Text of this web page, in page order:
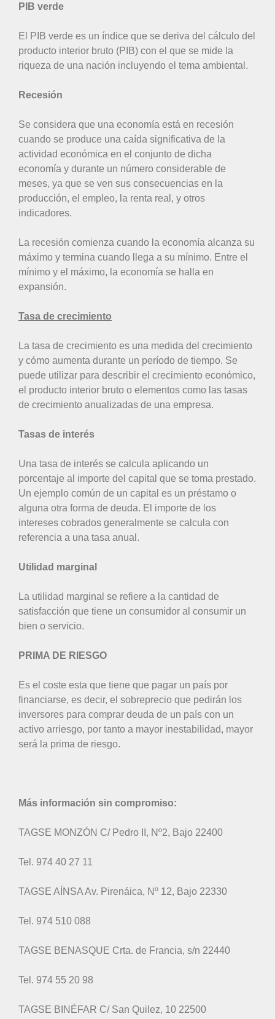
PIB verde
El PIB verde es un índice que se deriva del cálculo del
producto interior bruto (PIB) con el que se mide la
riqueza de una nación incluyendo el tema ambiental.
Recesión
Se considera que una economía está en recesión
cuando se produce una caída significativa de la
actividad económica en el conjunto de dicha
economía y durante un número considerable de
meses, ya que se ven sus consecuencias en la
producción, el empleo, la renta real, y otros
indicadores.
La recesión comienza cuando la economía alcanza su
máximo y termina cuando llega a su mínimo. Entre el
mínimo y el máximo, la economía se halla en
expansión.
Tasa de crecimiento
La tasa de crecimiento es una medida del crecimiento
y cómo aumenta durante un período de tiempo. Se
puede utilizar para describir el crecimiento económico,
el producto interior bruto o elementos como las tasas
de crecimiento anualizadas de una empresa.
Tasas de interés
Una tasa de interés se calcula aplicando un
porcentaje al importe del capital que se toma prestado.
Un ejemplo común de un capital es un préstamo o
alguna otra forma de deuda. El importe de los
intereses cobrados generalmente se calcula con
referencia a una tasa anual.
Utilidad marginal
La utilidad marginal se refiere a la cantidad de
satisfacción que tiene un consumidor al consumir un
bien o servicio.
PRIMA DE RIESGO
Es el coste esta que tiene que pagar un país por
financiarse, es decir, el sobreprecio que pedirán los
inversores para comprar deuda de un país con un
activo arriesgo, por tanto a mayor inestabilidad, mayor
será la prima de riesgo.
Más información sin compromiso:
TAGSE MONZÓN C/ Pedro II, Nº2, Bajo 22400
Tel. 974 40 27 11
TAGSE AÍNSA Av. Pirenáica, Nº 12, Bajo 22330
Tel. 974 510 088
TAGSE BENASQUE Crta. de Francia, s/n 22440
Tel. 974 55 20 98
TAGSE BINÉFAR C/ San Quilez, 10 22500